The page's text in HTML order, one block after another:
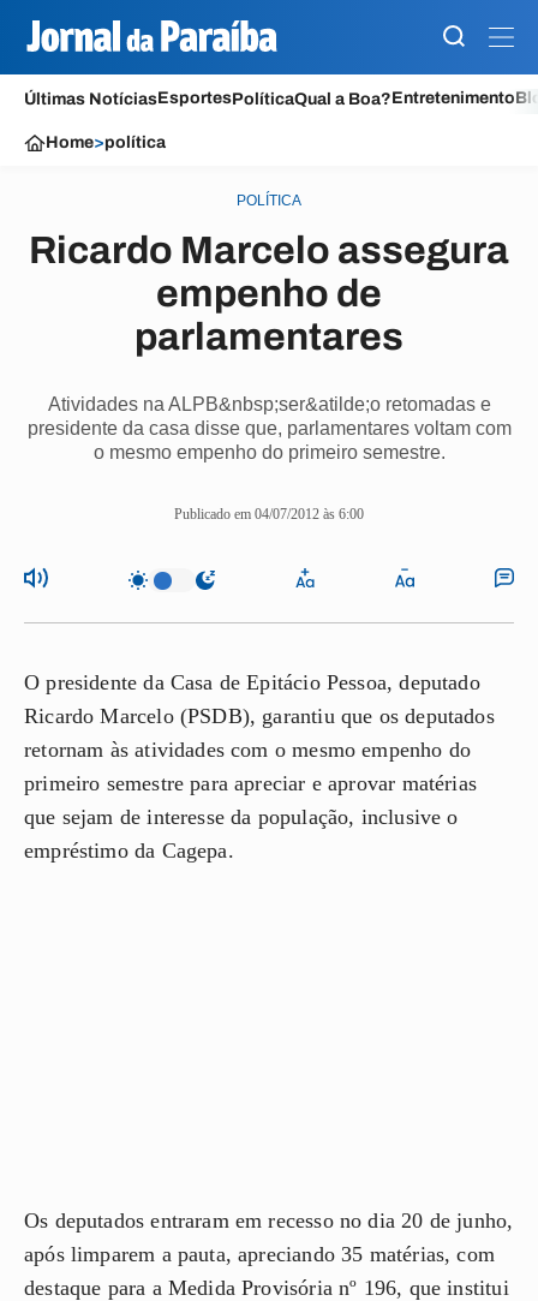
Últimas NotíciasEsportesPolíticaQual a Boa?Entretenimento
Home>política
POLÍTICA
Ricardo Marcelo assegura
empenho de
parlamentares
Atividades na ALPB&nbsp;ser&atilde;o retomadas e
presidente da casa disse que, parlamentares voltam com
o mesmo empenho do primeiro semestre.
Publicado em 04/07/2012 às 6:00
O presidente da Casa de Epitácio Pessoa, deputado
Ricardo Marcelo (PSDB), garantiu que os deputados
retornam às atividades com o mesmo empenho do
primeiro semestre para apreciar e aprovar matérias
que sejam de interesse da população, inclusive o
empréstimo da Cagepa.
Os deputados entraram em recesso no dia 20 de junho,
após limparem a pauta, apreciando 35 matérias, com
destaque para a Medida Provisória nº 196, que institui